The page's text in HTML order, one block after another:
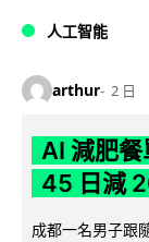
人工智能
arthur 2 日
AI 減肥
45 日減
成都一名男子跟